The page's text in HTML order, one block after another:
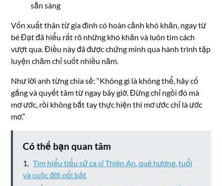
sẵn sàng
Vốn xuất thân từ gia đình có hoàn cảnh khó khăn, ngay từ
bé Đạt đã hiểu rất rõ những khó khăn và luôn tìm cách
vượt qua. Điều này đã được chứng minh qua hành trình tập
luyện chăm chỉ suốt nhiều năm.
Như lời anh từng chia sẻ: “Không gì là không thể, hãy cố
gắng và quyết tâm từ ngay bây giờ. Đừng chỉ ngồi đó mà
mơ ước, rồi không bắt tay thực hiện thì mơ ước chỉ là ước
mơ.”
Có thể bạn quan tâm
Tìm hiểu tiểu sử ca sĩ Thiên An, quê hương, tuổi
và cuộc đời nổi bật